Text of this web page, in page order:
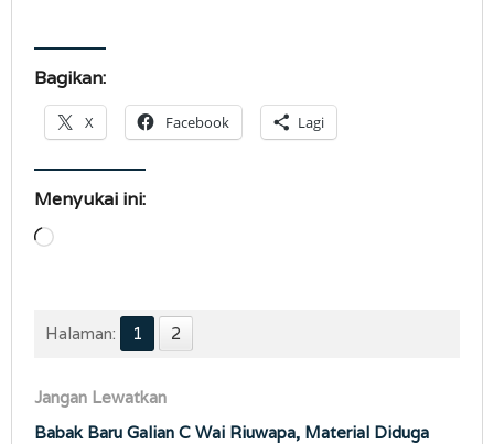
Bagikan:
X Facebook Lagi
Menyukai ini:
Memuat...
Halaman: 1 2
Jangan Lewatkan
Babak Baru Galian C Wai Riuwapa, Material Diduga